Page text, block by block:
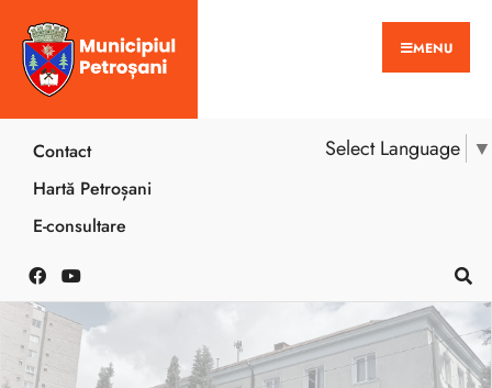
MENU
Select Language ▼
Contact
Hartă Petroșani
E-consultare